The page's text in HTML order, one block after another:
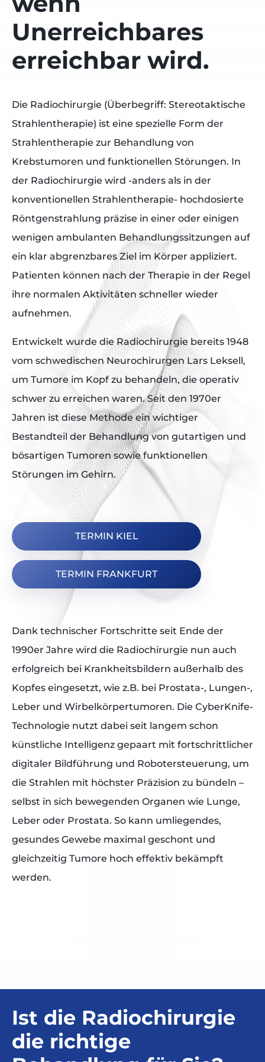
Unerreichbares
erreichbar wird.
Die Radiochirurgie (Überbegriff: Stereotaktische
Strahlentherapie) ist eine spezielle Form der
Strahlentherapie zur Behandlung von
Krebstumoren und funktionellen Störungen. In
der Radiochirurgie wird -anders als in der
konventionellen Strahlentherapie- hochdosierte
Röntgenstrahlung präzise in einer oder einigen
wenigen ambulanten Behandlungssitzungen auf
ein klar abgrenzbares Ziel im Körper appliziert.
Patienten können nach der Therapie in der Regel
ihre normalen Aktivitäten schneller wieder
aufnehmen.
Entwickelt wurde die Radiochirurgie bereits 1948
vom schwedischen Neurochirurgen Lars Leksell,
um Tumore im Kopf zu behandeln, die operativ
schwer zu erreichen waren. Seit den 1970er
Jahren ist diese Methode ein wichtiger
Bestandteil der Behandlung von gutartigen und
bösartigen Tumoren sowie funktionellen
Störungen im Gehirn.
TERMIN KIEL
TERMIN FRANKFURT
Dank technischer Fortschritte seit Ende der
1990er Jahre wird die Radiochirurgie nun auch
erfolgreich bei Krankheitsbildern außerhalb des
Kopfes eingesetzt, wie z.B. bei Prostata-, Lungen-,
Leber und Wirbelkörpertumoren. Die CyberKnife-
Technologie nutzt dabei seit langem schon
künstliche Intelligenz gepaart mit fortschrittlicher
digitaler Bildführung und Robotersteuerung, um
die Strahlen mit höchster Präzision zu bündeln –
selbst in sich bewegenden Organen wie Lunge,
Leber oder Prostata. So kann umliegendes,
gesundes Gewebe maximal geschont und
gleichzeitig Tumore hoch effektiv bekämpft
werden.
Ist die Radiochirurgie
die richtige